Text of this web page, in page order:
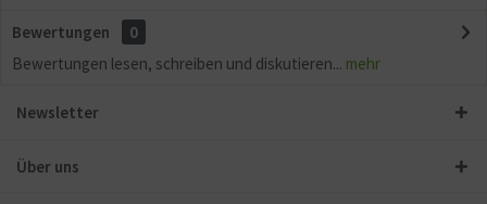
Bewertungen
0
Bewertungen lesen, schreiben und diskutieren... mehr
Newsletter
Über uns